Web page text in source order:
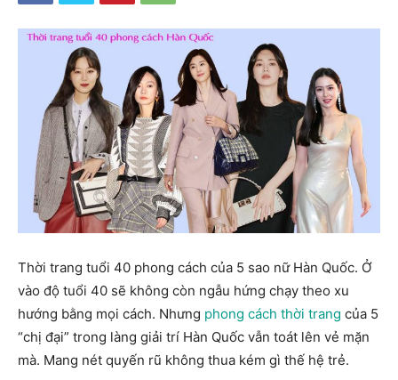
Thời trang tuổi 40 phong cách của 5 sao nữ Hàn Quốc. Ở
vào độ tuổi 40 sẽ không còn ngẫu hứng chạy theo xu
hướng bằng mọi cách. Nhưng phong cách thời trang của 5
“chị đại” trong làng giải trí Hàn Quốc vẫn toát lên vẻ mặn
mà. Mang nét quyến rũ không thua kém gì thế hệ trẻ.